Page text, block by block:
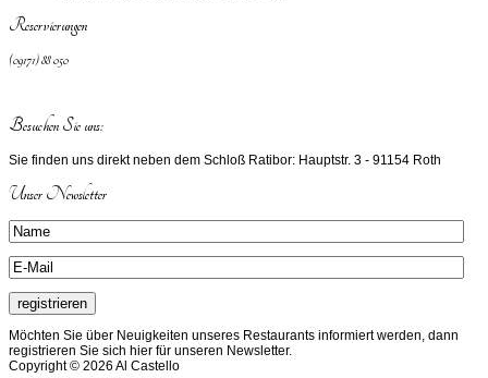
Reservierungen
(09171) 88 050
Besuchen Sie uns:
Sie finden uns direkt neben dem Schloß Ratibor: Hauptstr. 3 - 91154 Roth
Unser Newsletter
Möchten Sie über Neuigkeiten unseres Restaurants informiert werden, dann
registrieren Sie sich hier für unseren Newsletter.
Copyright © 2026 Al Castello